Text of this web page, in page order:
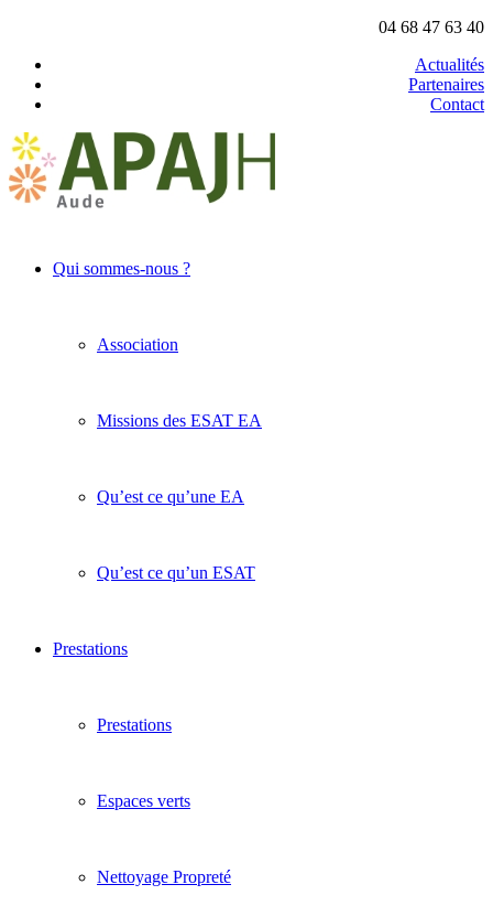
04 68 47 63 40
Actualités
Partenaires
Contact
Qui sommes-nous ?
Association
Missions des ESAT EA
Qu’est ce qu’une EA
Qu’est ce qu’un ESAT
Prestations
Prestations
Espaces verts
Nettoyage Propreté